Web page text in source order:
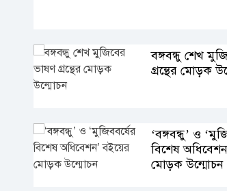
বঙ্গবন্ধু শেখ
গ্রন্থের মোড়ক
‘বঙ্গবন্ধু’ ও
বিশেষ
মোড়ক উন্মোচন